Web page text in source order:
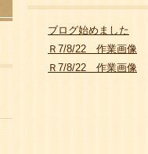
ブログ始めました
Ｒ7/8/22 作業画像
Ｒ7/8/22 作業画像